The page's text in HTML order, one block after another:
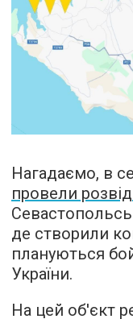
Нагадаємо, в
провели
де створили
плануються
України.
На цей об'єкт